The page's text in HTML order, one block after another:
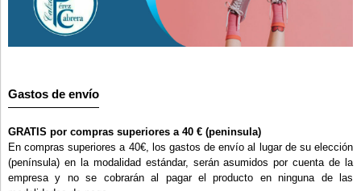
Gastos de envío
GRATIS por compras superiores a 40 € (peninsula)
En compras superiores a 40€, los gastos de envío al lugar de su elección
(península) en la modalidad estándar, serán asumidos por cuenta de la
empresa y no se cobrarán al pagar el producto en ninguna de las